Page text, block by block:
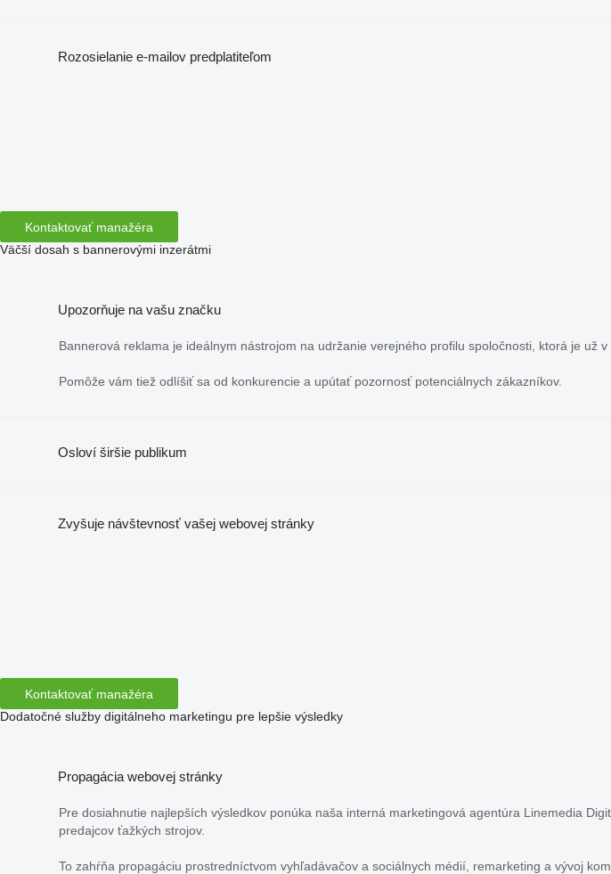
Rozosielanie e-mailov predplatiteľom
Kontaktovať manažéra
Väčší dosah s bannerovými inzerátmi
Upozorňuje na vašu značku
Bannerová reklama je ideálnym nástrojom na udržanie verejného profilu spoločnosti, ktorá je už
Pomôže vám tiež odlíšiť sa od konkurencie a upútať pozornosť potenciálnych zákazníkov.
Osloví širšie publikum
Zvyšuje návštevnosť vašej webovej stránky
Kontaktovať manažéra
Dodatočné služby digitálneho marketingu pre lepšie výsledky
Propagácia webovej stránky
Pre dosiahnutie najlepších výsledkov ponúka naša interná marketingová agentúra Linemedia
predajcov ťažkých strojov.
To zahŕňa propagáciu prostredníctvom vyhľadávačov a sociálnych médií, remarketing a vývoj